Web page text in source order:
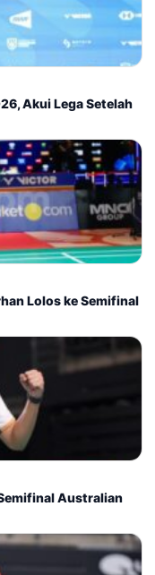
Akui Lega Setelah
Lolos ke Semifinal
Australian